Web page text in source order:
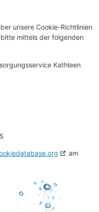
unsere Cookie-Richtlinien
mittels der folgenden
Kathleen
am